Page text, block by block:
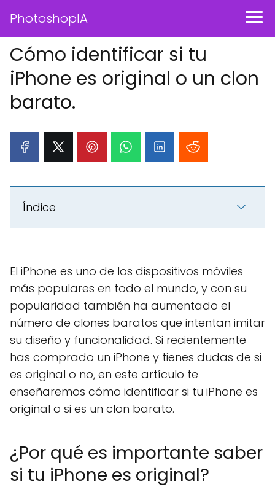
PhotoshopIA
Cómo identificar si tu
iPhone es original o un clon
barato.
Índice
El iPhone es uno de los dispositivos móviles
más populares en todo el mundo, y con su
popularidad también ha aumentado el
número de clones baratos que intentan imitar
su diseño y funcionalidad. Si recientemente
has comprado un iPhone y tienes dudas de si
es original o no, en este artículo te
enseñaremos cómo identificar si tu iPhone es
original o si es un clon barato.
¿Por qué es importante saber
si tu iPhone es original?